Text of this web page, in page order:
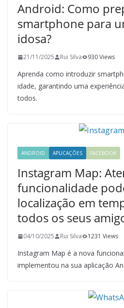
Android: Como
smartphone para
idosa?
21/11/2025 Rui Silva 930 Views
Aprenda como introduzir
idade, garantindo uma
todos.
ANDROID APLICAÇÕES FACEBOOK
Instagram Map:
funcionalidade
localização em
todos os seus
04/10/2025 Rui Silva 1231 Views
Instagram Map é a nova
implementou na sua aplicação